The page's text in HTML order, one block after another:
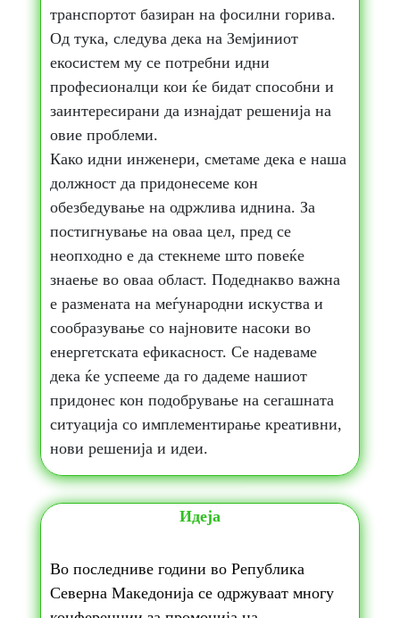
транспортот базиран на фосилни горива.
Од тука, следува дека на Земјиниот
екосистем му се потребни идни
професионалци кои ќе бидат способни и
заинтересирани да изнајдат решенија на
овие проблеми.
Како идни инженери, сметаме дека е наша
должност да придонесеме кон
обезбедување на одржлива иднина. За
постигнување на оваа цел, пред се
неопходно е да стекнеме што повеќе
знаење во оваа област. Подеднакво важна
е размената на меѓународни искуства и
сообразување со најновите насоки во
енергетската ефикасност. Се надеваме
дека ќе успееме да го дадеме нашиот
придонес кон подобрување на сегашната
ситуација со имплементирање креативни,
нови решенија и идеи.
Идеја
Во последниве години во Република
Северна Македонија се одржуваат многу